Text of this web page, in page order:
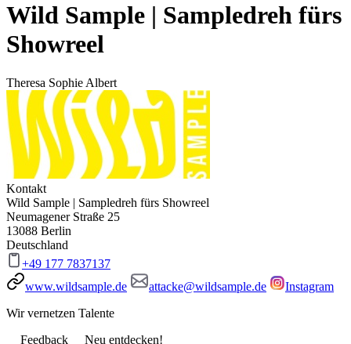
Wild Sample | Sampledreh fürs
Showreel
Theresa Sophie Albert
Kontakt
Wild Sample | Sampledreh fürs Showreel
Neumagener Straße 25
13088 Berlin
Deutschland
+49 177 7837137
www.wildsample.de
attacke@wildsample.de
Instagram
Wir vernetzen Talente
Feedback
Neu entdecken!